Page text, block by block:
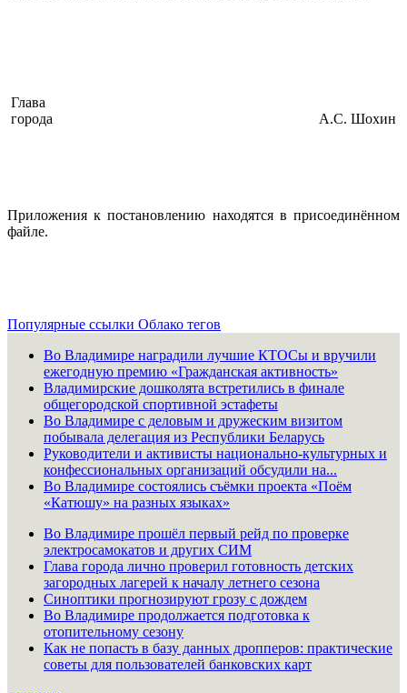
Глава
города
А.С. Шохин
Приложения к постановлению находятся в присоединённом
файле.
Популярные ссылки Облако тегов
Во Владимире наградили лучшие КТОСы и вручили
ежегодную премию «Гражданская активность»
Владимирские дошколята встретились в финале
общегородской спортивной эстафеты
Во Владимире с деловым и дружеским визитом
побывала делегация из Республики Беларусь
Руководители и активисты национально-культурных и
конфессиональных организаций обсудили на...
Во Владимире состоялись съёмки проекта «Поём
«Катюшу» на разных языках»
Во Владимире прошёл первый рейд по проверке
электросамокатов и других СИМ
Глава города лично проверил готовность детских
загородных лагерей к началу летнего сезона
Синоптики прогнозируют грозу с дождем
Во Владимире продолжается подготовка к
отопительному сезону
Как не попасть в базу данных дропперов: практические
советы для пользователей банковских карт